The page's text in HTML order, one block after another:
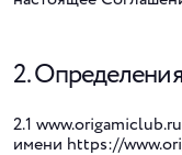
2. Определения
2.1
имени https://